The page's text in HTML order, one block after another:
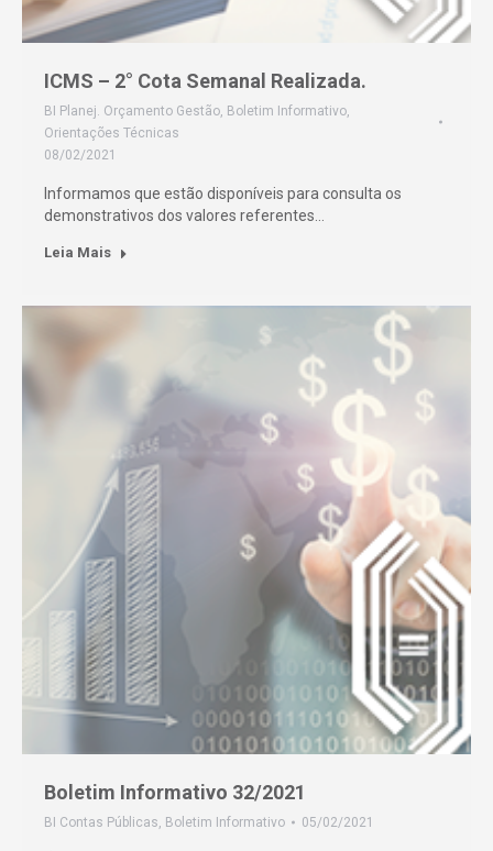
ICMS – 2° Cota Semanal Realizada.
BI Planej. Orçamento Gestão, Boletim Informativo,
Orientações Técnicas
08/02/2021
Informamos que estão disponíveis para consulta os
demonstrativos dos valores referentes…
Leia Mais
Boletim Informativo 32/2021
BI Contas Públicas, Boletim Informativo 05/02/2021